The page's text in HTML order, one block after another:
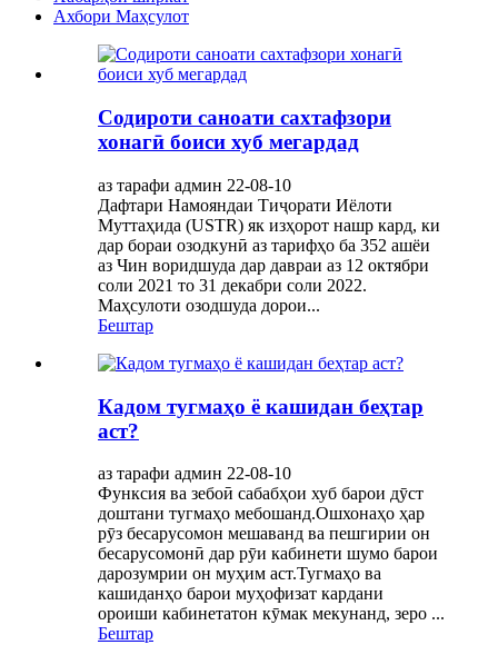
Ахбори Маҳсулот
Содироти саноати сахтафзори
хонагӣ боиси хуб мегардад
аз тарафи админ 22-08-10
Дафтари Намояндаи Тиҷорати Иёлоти
Муттаҳида (USTR) як изҳорот нашр кард, ки
дар бораи озодкунӣ аз тарифҳо ба 352 ашёи
аз Чин воридшуда дар давраи аз 12 октябри
соли 2021 то 31 декабри соли 2022.
Маҳсулоти озодшуда дорои...
Бештар
Кадом тугмаҳо ё кашидан беҳтар
аст?
аз тарафи админ 22-08-10
Функсия ва зебоӣ сабабҳои хуб барои дӯст
доштани тугмаҳо мебошанд.Ошхонаҳо ҳар
рӯз бесарусомон мешаванд ва пешгирии он
бесарусомонӣ дар рӯи кабинети шумо барои
дарозумрии он муҳим аст.Тугмаҳо ва
кашиданҳо барои муҳофизат кардани
ороиши кабинетатон кӯмак мекунанд, зеро ...
Бештар